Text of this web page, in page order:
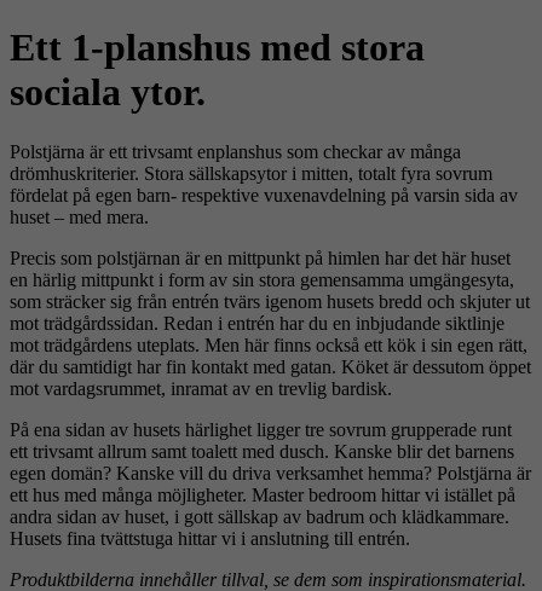
Ett 1-planshus med stora
sociala ytor.
Polstjärna är ett trivsamt enplanshus som checkar av många
drömhuskriterier. Stora sällskapsytor i mitten, totalt fyra sovrum
fördelat på egen barn- respektive vuxenavdelning på varsin sida av
huset – med mera.
Precis som polstjärnan är en mittpunkt på himlen har det här huset
en härlig mittpunkt i form av sin stora gemensamma umgängesyta,
som sträcker sig från entrén tvärs igenom husets bredd och skjuter ut
mot trädgårdssidan. Redan i entrén har du en inbjudande siktlinje
mot trädgårdens uteplats. Men här finns också ett kök i sin egen rätt,
där du samtidigt har fin kontakt med gatan. Köket är dessutom öppet
mot vardagsrummet, inramat av en trevlig bardisk.
På ena sidan av husets härlighet ligger tre sovrum grupperade runt
ett trivsamt allrum samt toalett med dusch. Kanske blir det barnens
egen domän? Kanske vill du driva verksamhet hemma? Polstjärna är
ett hus med många möjligheter. Master bedroom hittar vi istället på
andra sidan av huset, i gott sällskap av badrum och klädkammare.
Husets fina tvättstuga hittar vi i anslutning till entrén.
Produktbilderna innehåller tillval, se dem som inspirationsmaterial.